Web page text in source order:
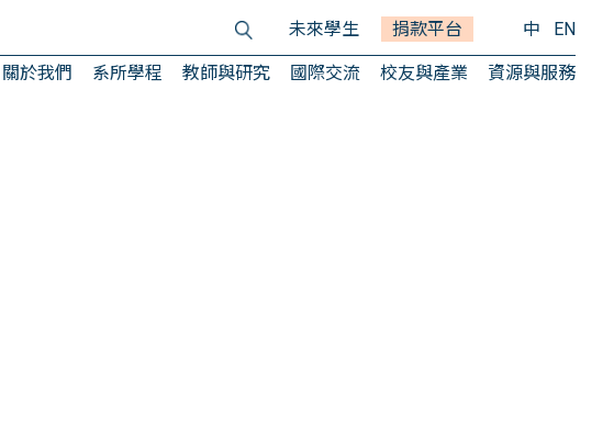
關於我們 系所學程 教師與研究 國際交流 校友與產業 資源與服務
未來學生 捐款平台 中 EN